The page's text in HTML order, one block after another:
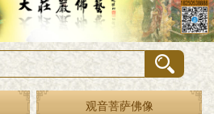
观音菩萨佛像